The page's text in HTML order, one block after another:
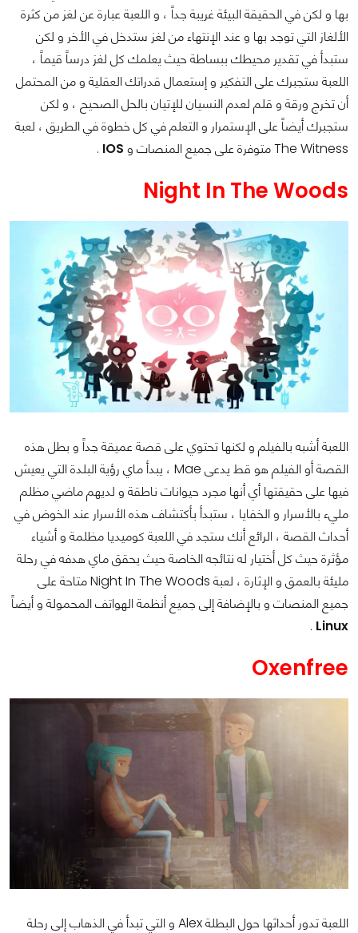
بها و لكن في الحقيقة البيئة غريبة جداً ، و اللعبة عبارة عن لغز من كثرة
الألغاز التي توجد بها و عند الإنتهاء من لغز ستدخل في الأخر و لكن
ستبدأ في تقدير محيطك ببساطة حيث يعلمك كل لغز درساً قيماً ،
اللعبة ستجبرك على التفكير و إستعمال قدراتك العقلية و من المحتمل
أن تخرج ورقة و قلم لعدم النسيان للإتيان بالحل الصحيح ، و لكن
ستجبرك أيضاً على الإستمرار و التعلم في كل خطوة في الطريق ، لعبة
The Witness متوفرة على جميع المنصات و
IOS
.
Night In The Woods
اللعبة أشبه بالفيلم و لكنها تحتوي على قصة عميقة جداً و بطل هذه
القصة أو الفيلم هو قط يدعى Mae ، يبدأ ماي رؤية البلدة التي يعيش
فيها على حقيقتها أي أنها مجرد حيوانات ناطقة و لديهم ماضي مظلم
مليء بالأسرار و الخفايا ، ستبدأ بأكتشاف هذه الأسرار عند الخوض في
أحداث القصة ، الرائع أنك ستجد في اللعبة كوميديا مظلمة و أشياء
مؤثرة حيث كل أختيار له نتائجه الخاصة حيث يحقق ماي هدفه في رحلة
مليئة بالعمق و الإثارة ، لعبة Night In The Woods متاحة على
جميع المنصات و بالإضافة إلى جميع أنظمة الهواتف المحمولة و أيضاً
Linux
.
Oxenfree
اللعبة تدور أحداثها حول البطلة Alex و التي تبدأ في الذهاب إلى رحلة